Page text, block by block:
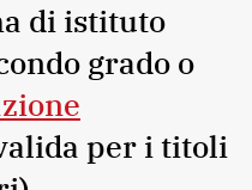
di istituto
grado o
per i titoli